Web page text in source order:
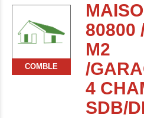
COMBLE
80800
M2
/
4
SDB/